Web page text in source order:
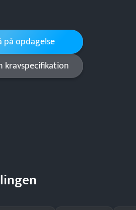
på opdagelse
kravspecifikation